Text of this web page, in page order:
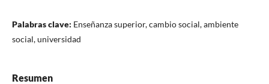
Palabras clave: Enseñanza superior, cambio social, ambiente
social, universidad
Resumen